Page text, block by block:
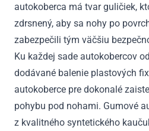
autokoberca má tvar guličiek,
zdrsnený, aby sa nohy po
zabezpečili tým väčšiu
Ku každej sade autokobercov
dodávané balenie plastových
autokoberce pre dokonalé
pohybu pod nohami. Gumové
z kvalitného syntetického